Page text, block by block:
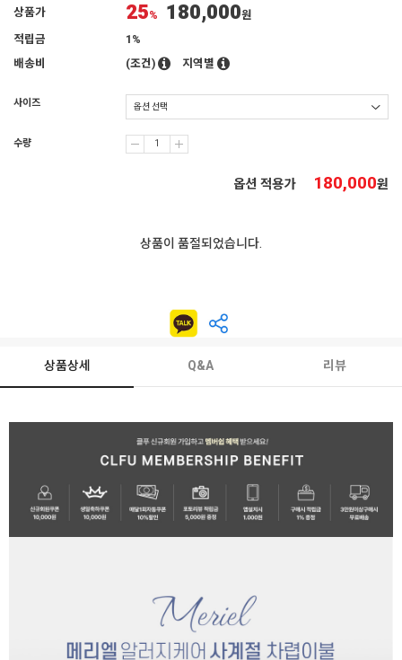
상품가
25% 180,000원
적립금
1%
배송비
(조건) 지역별
사이즈
수량
옵션 적용가 180,000원
상품이 품절되었습니다.
상품상세 Q&A 리뷰